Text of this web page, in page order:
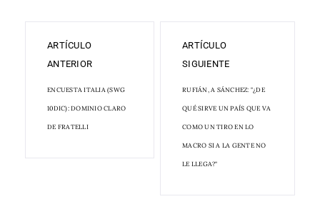
ARTÍCULO
ANTERIOR
ENCUESTA ITALIA (SWG
10DIC): DOMINIO CLARO
DE FRATELLI
ARTÍCULO
SIGUIENTE
RUFIÁN, A SÁNCHEZ: "¿DE
QUÉ SIRVE UN PAÍS QUE VA
COMO UN TIRO EN LO
MACRO SI A LA GENTE NO
LE LLEGA?"